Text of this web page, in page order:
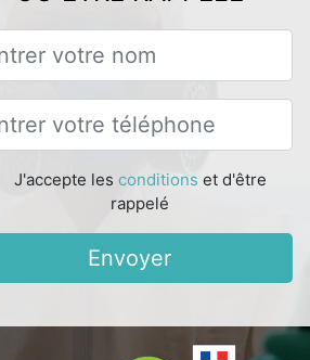
J'accepte les conditions et d'être
rappelé
Envoyer